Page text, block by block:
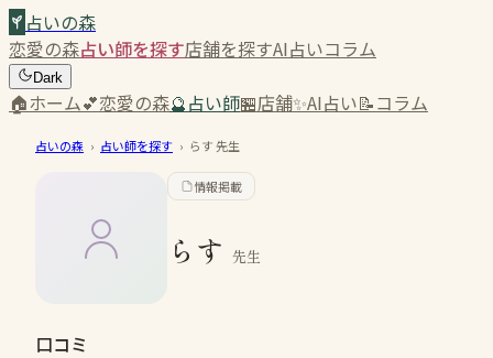
占いの森
恋愛の森占い師を探す店舗を探すAI占いコラム
Dark
🏠ホーム💕恋愛の森🔮占い師🏪店舗✨AI占い📝コラム
占いの森 › 占い師を探す › らす先生
情報掲載
らす 先生
口コミ